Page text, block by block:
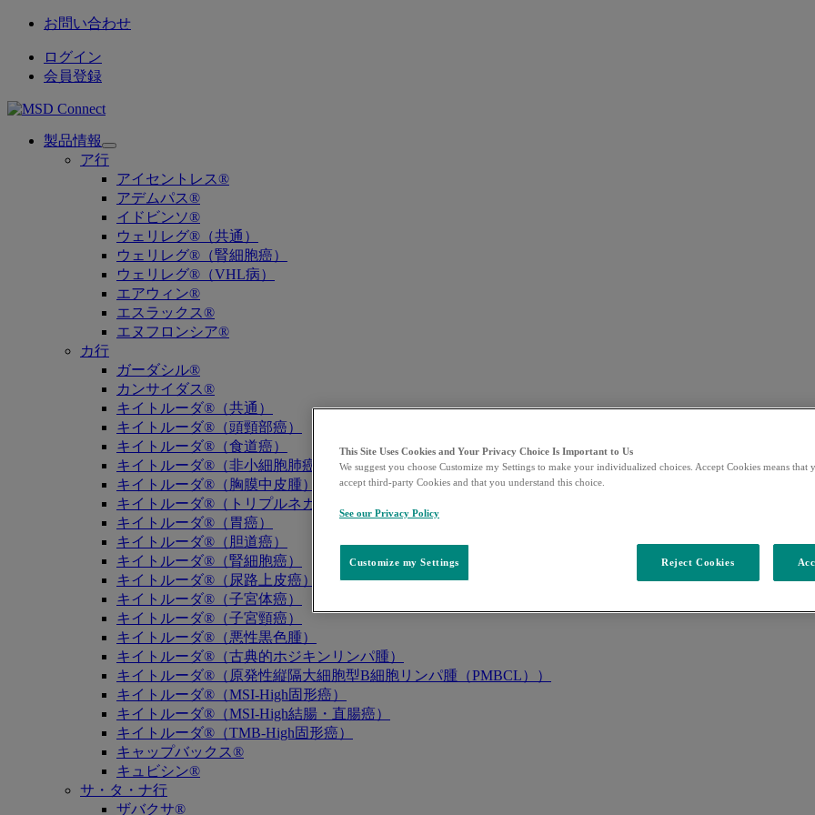
お問い合わせ
ログイン
会員登録
製品情報
Open
submenu
ア行
アイセントレス®
アデムパス®
イドビンソ®
ウェリレグ®（共通）
ウェリレグ®（腎細胞癌）
ウェリレグ®（VHL病）
エアウィン®
エスラックス®
エヌフロンシア®
カ行
ガーダシル®
カンサイダス®
キイトルーダ®（共通）
キイトルーダ®（頭頸部癌）
キイトルーダ®（食道癌）
キイトルーダ®（非小細胞肺癌）
キイトルーダ®（胸膜中皮腫）
キイトルーダ®（トリプルネガティブ乳癌）
キイトルーダ®（胃癌）
キイトルーダ®（胆道癌）
キイトルーダ®（腎細胞癌）
キイトルーダ®（尿路上皮癌）
キイトルーダ®（子宮体癌）
キイトルーダ®（子宮頸癌）
キイトルーダ®（悪性黒色腫）
キイトルーダ®（古典的ホジキンリンパ腫）
キイトルーダ®（原発性縦隔大細胞型B細胞リンパ腫（PMBCL））
キイトルーダ®（MSI-High固形癌）
キイトルーダ®（MSI-High結腸・直腸癌）
キイトルーダ®（TMB-High固形癌）
キャップバックス®
キュビシン®
サ・タ・ナ行
ザバクサ®
This Site Uses Cookies and Your Privacy Choice Is Important to Us
We suggest you choose Customize my Settings to make your individualized choices. Accept Cookies means that
accept third-party Cookies and that you understand this choice.
See our Privacy Policy
Customize my Settings Reject Cookies